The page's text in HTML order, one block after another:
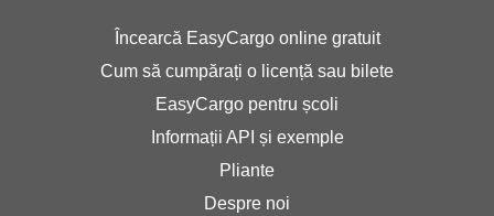
Încearcă EasyCargo online gratuit
Cum să cumpărați o licență sau bilete
EasyCargo pentru școli
Informații API și exemple
Pliante
Despre noi